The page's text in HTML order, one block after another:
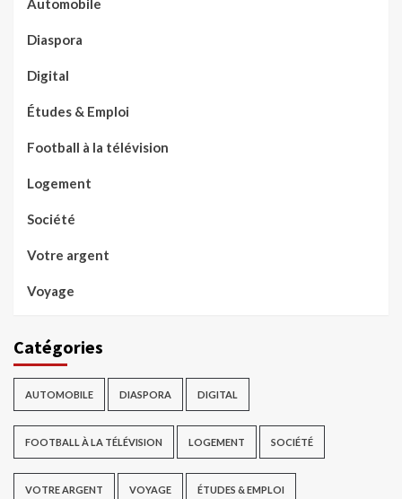
Automobile
Diaspora
Digital
Études & Emploi
Football à la télévision
Logement
Société
Votre argent
Voyage
Catégories
AUTOMOBILE DIASPORA DIGITAL
FOOTBALL À LA TÉLÉVISION LOGEMENT SOCIÉTÉ
VOTRE ARGENT VOYAGE ÉTUDES & EMPLOI